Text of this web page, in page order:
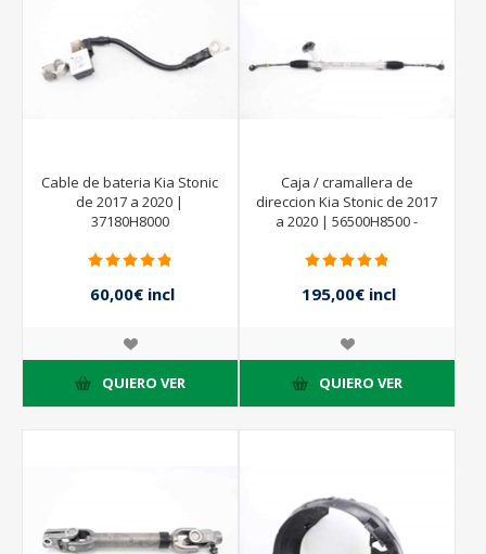
Cable de bateria Kia Stonic
de 2017 a 2020 |
37180H8000
60,00€ incl
QUIERO VER
Caja / cramallera de
direccion Kia Stonic de 2017
a 2020 | 56500H8500 -
195,00€ incl
QUIERO VER